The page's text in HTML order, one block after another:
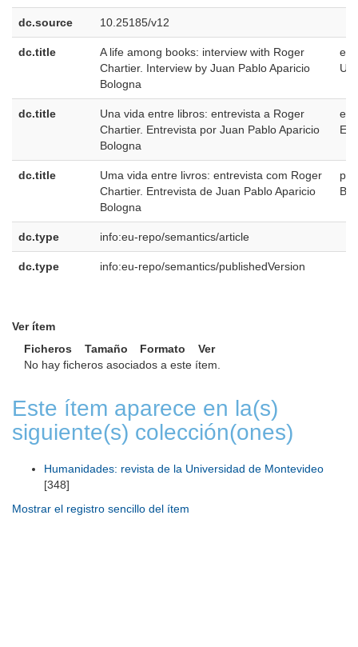
dc.source 10.25185/v12
dc.title
A life among books: interview with Roger
Chartier. Interview by Juan Pablo Aparicio
Bologna
en-
US
dc.title
Una vida entre libros: entrevista a Roger
Chartier. Entrevista por Juan Pablo Aparicio
Bologna
es-
ES
dc.title
Uma vida entre livros: entrevista com Roger
Chartier. Entrevista de Juan Pablo Aparicio
Bologna
pt-
BR
dc.type info:eu-repo/semantics/article
dc.type info:eu-repo/semantics/publishedVersion
Ver ítem
Ficheros
Tamaño Formato
Ver
No hay ficheros asociados a este ítem.
Este ítem aparece en la(s)
siguiente(s) colección(ones)
Humanidades: revista de la Universidad de Montevideo
[348]
Mostrar el registro sencillo del ítem